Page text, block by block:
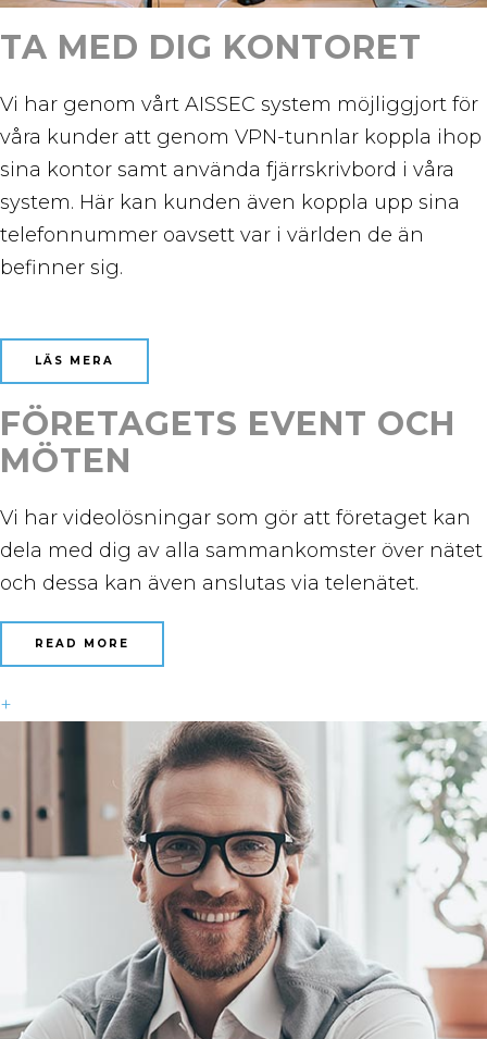
TA MED DIG KONTORET
Vi har genom vårt AISSEC system möjliggjort för
våra kunder att genom VPN-tunnlar koppla ihop
sina kontor samt använda fjärrskrivbord i våra
system. Här kan kunden även koppla upp sina
telefonnummer oavsett var i världen de än
befinner sig.
LÄS MERA
FÖRETAGETS EVENT OCH
MÖTEN
Vi har videolösningar som gör att företaget kan
dela med dig av alla sammankomster över nätet
och dessa kan även anslutas via telenätet.
READ MORE
+